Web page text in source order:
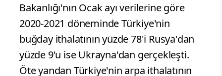
Bakanlığı'nın Ocak ayı verilerine göre
2020-2021 döneminde Türkiye'nin
buğday ithalatının yüzde 78'i Rusya'dan
yüzde 9'u ise Ukrayna'dan gerçekleşti.
Öte yandan Türkiye'nin arpa ithalatının